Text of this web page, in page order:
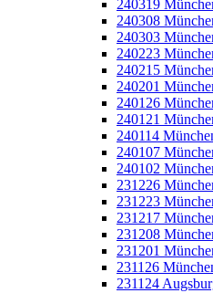
240319
240308
240303
240223
240215
240201
240126
240121
240114
240107
240102
231226
231223
231217
231208
231201
231126
231124